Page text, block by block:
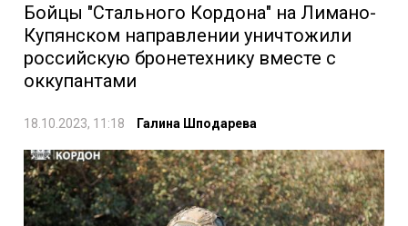
Бойцы "Стального Кордона" на Лимано-
Купянском направлении уничтожили
российскую бронетехнику вместе с
оккупантами
18.10.2023, 11:18 Галина Шподарева